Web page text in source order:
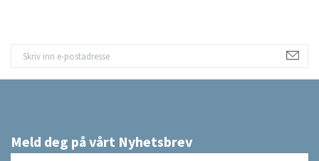
Meld deg på vårt Nyhetsbrev